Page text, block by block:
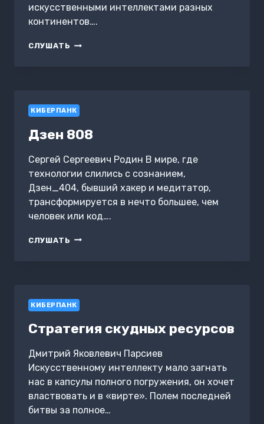
искусственными интеллектами разных
континентов….
СЛУШАТЬ 13
КИБЕРПАНК
Дзен 808
Сергей Сергеевич Родин В мире, где
технологии слились с сознанием,
Дзен_404, бывший хакер и медитатор,
трансформируется в нечто большее, чем
человек или код….
СЛУШАТЬ ДЗЕН
КИБЕРПАНК
Стратегия скудных ресурсов
Дмитрий Яковлевич Парсиев
Искусственному интеллекту мало загнать
нас в капсулы полного погружения, он хочет
властвовать и в «вирте». Полем последней
битвы за полное…